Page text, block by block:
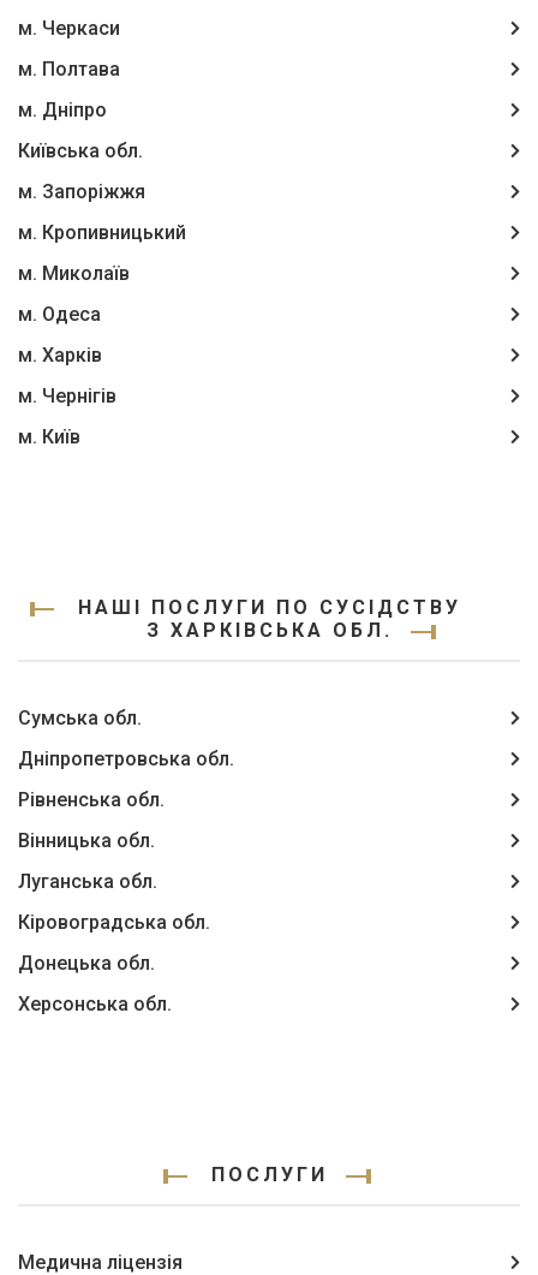
м. Черкаси
м. Полтава
м. Дніпро
Київська обл.
м. Запоріжжя
м. Кропивницький
м. Миколаїв
м. Одеса
м. Харків
м. Чернігів
м. Київ
НАШІ ПОСЛУГИ ПО СУСІДСТВУ
З ХАРКІВСЬКА ОБЛ.
Сумська обл.
Дніпропетровська обл.
Рівненська обл.
Вінницька обл.
Луганська обл.
Кіровоградська обл.
Донецька обл.
Херсонська обл.
ПОСЛУГИ
Медична ліцензія